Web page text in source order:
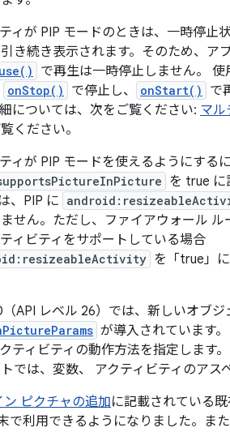
ィが PIP モードのときは、一時停止
き続き表示されます。そのため、ア
で再生は一時停止しません。 使
onStop() で停止し、 onStart()
で
については、次をご覧ください: マル
ください。
ィが PIP モードを使えるようにする
を true に
、PIP に
せん。ただし、ファイアウォール ル
ィビティをサポートしている場合
を「true」
API レベル 26）では、新しいオブジ
が導入されています
ティビティの動作方法を指定します
では、変数、 アクティビティのアス
ン ピクチャの追加に記載されている
で利用できるようになりました。ま